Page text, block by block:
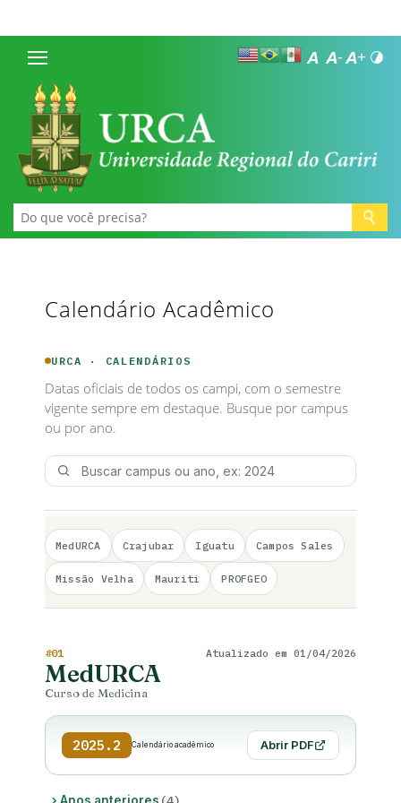
Calendário Acadêmico
URCA · CALENDÁRIOS
Datas oficiais de todos os campi, com o semestre
vigente sempre em destaque. Busque por campus
ou por ano.
MedURCA Crajubar Iguatu Campos Sales
Missão Velha Mauriti PROFGEO
#01
MedURCA
Curso de Medicina
Atualizado em 01/04/2026
2025.2 Calendário acadêmico Abrir PDF
Anos anteriores